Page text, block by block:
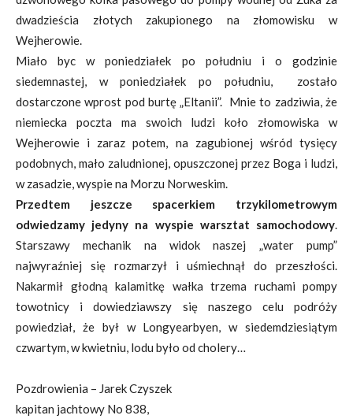
dwadzieścia złotych zakupionego na złomowisku w
Wejherowie.
Miało byc w poniedziałek po południu i o godzinie
siedemnastej, w poniedziałek po południu, zostało
dostarczone wprost pod burtę „Eltanii”. Mnie to zadziwia, że
niemiecka poczta ma swoich ludzi koło złomowiska w
Wejherowie i zaraz potem, na zagubionej wśród tysięcy
podobnych, mało zaludnionej, opuszczonej przez Boga i ludzi,
w zasadzie, wyspie na Morzu Norweskim.
Przedtem jeszcze spacerkiem trzykilometrowym
odwiedzamy jedyny na wyspie warsztat samochodowy.
Starszawy mechanik na widok naszej „water pump”
najwyraźniej się rozmarzył i uśmiechnął do przeszłości.
Nakarmił głodną kalamitkę wałka trzema ruchami pompy
towotnicy i dowiedziawszy się naszego celu podróży
powiedział, że był w Longyearbyen, w siedemdziesiątym
czwartym, w kwietniu, lodu było od cholery…
Pozdrowienia – Jarek Czyszek
kapitan jachtowy No 838,